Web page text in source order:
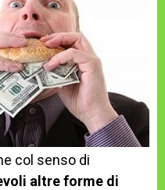
col senso di
altre forme di